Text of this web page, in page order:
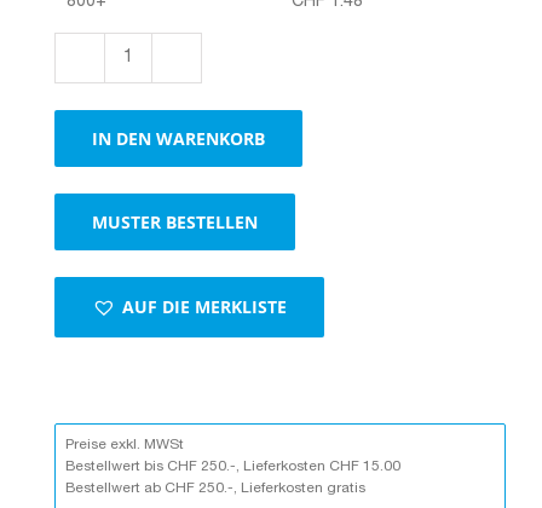
–
vielseitige
Universal
Verpackung
IN DEN WARENKORB
MUSTER BESTELLEN
AUF DIE MERKLISTE
Preise exkl. MWSt
Bestellwert bis CHF 250.-, Lieferkosten CHF 15.00
Bestellwert ab CHF 250.-, Lieferkosten gratis